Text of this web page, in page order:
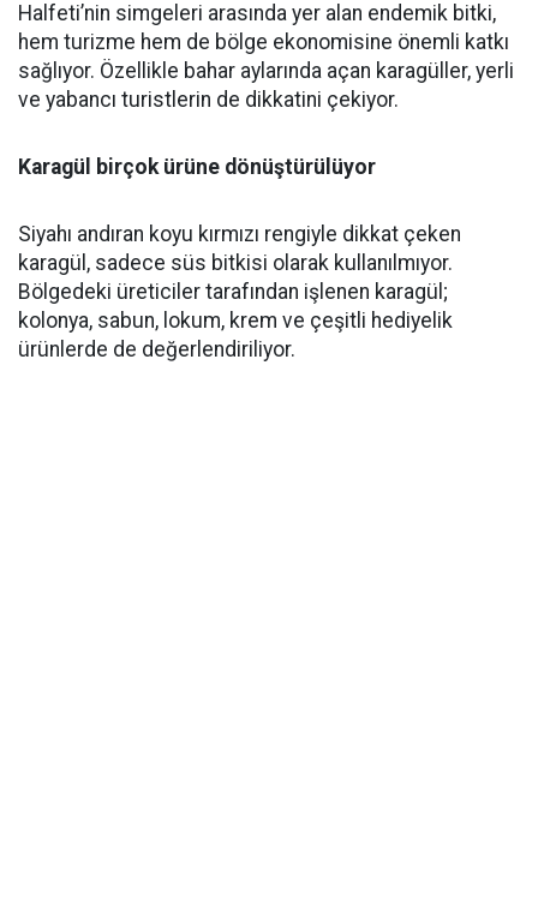
Halfeti’nin simgeleri arasında yer alan endemik bitki,
hem turizme hem de bölge ekonomisine önemli katkı
sağlıyor. Özellikle bahar aylarında açan karagüller, yerli
ve yabancı turistlerin de dikkatini çekiyor.
Karagül birçok ürüne dönüştürülüyor
Siyahı andıran koyu kırmızı rengiyle dikkat çeken
karagül, sadece süs bitkisi olarak kullanılmıyor.
Bölgedeki üreticiler tarafından işlenen karagül;
kolonya, sabun, lokum, krem ve çeşitli hediyelik
ürünlerde de değerlendiriliyor.